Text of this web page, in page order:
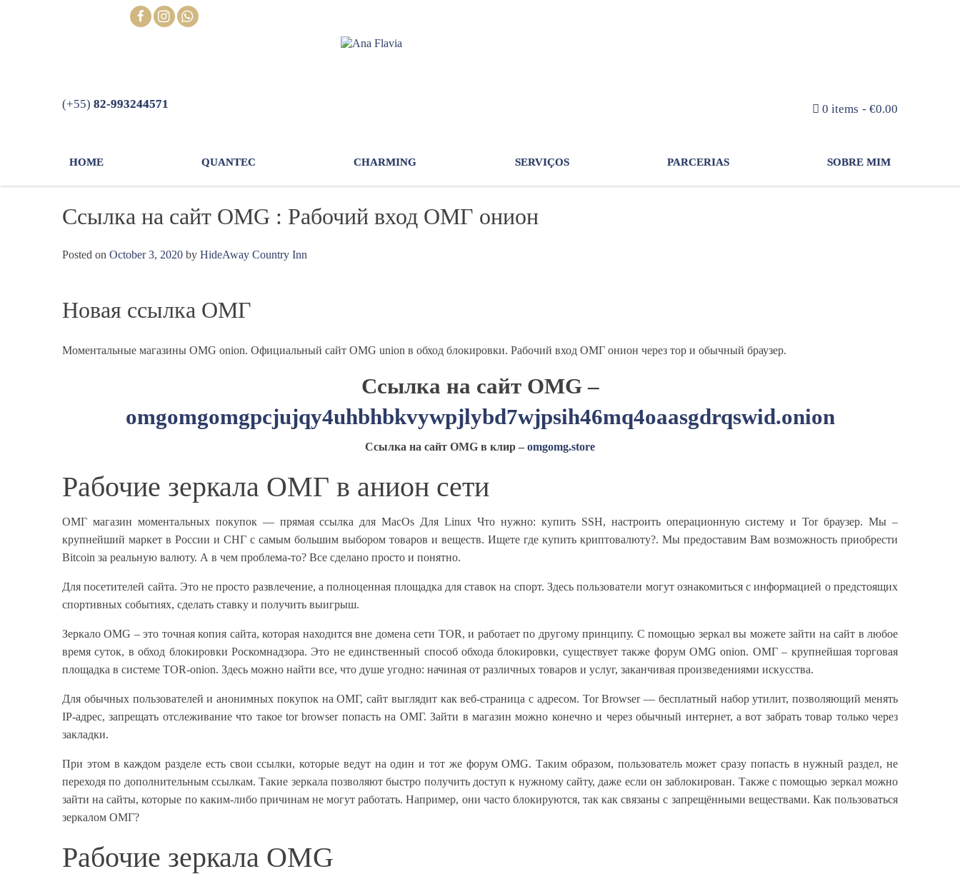
(+55) 82-993244571 0 items €0.00
HOME QUANTEC CHARMING SERVIÇOS PARCERIAS SOBRE MIM
Ссылка на сайт OMG : Рабочий вход ОМГ онион
Posted on October 3, 2020 by HideAway Country Inn
Новая ссылка ОМГ
Моментальные магазины OMG onion. Официальный сайт OMG union в обход блокировки. Рабочий вход ОМГ онион через тор и обычный браузер.
Ссылка на сайт OMG –
omgomgomgpcjujqy4uhbhbkvywpjlybd7wjpsih46mq4oaasgdrqswid.onion
Ссылка на сайт OMG в клир – omgomg.store
Рабочие зеркала ОМГ в анион сети
ОМГ магазин моментальных покупок — прямая ссылка для MacOs Для Linux Что нужно: купить SSH, настроить операционную систему и Tor браузер. Мы –
крупнейший маркет в России и СНГ с самым большим выбором товаров и веществ. Ищете где купить криптовалюту?. Мы предоставим Вам возможность приобрести
Bitcoin за реальную валюту. А в чем проблема-то? Все сделано просто и понятно.
Для посетителей сайта. Это не просто развлечение, а полноценная площадка для ставок на спорт. Здесь пользователи могут ознакомиться с информацией о предстоящих
спортивных событиях, сделать ставку и получить выигрыш.
Зеркало OMG – это точная копия сайта, которая находится вне домена сети TOR, и работает по другому принципу. С помощью зеркал вы можете зайти на сайт в любое
время суток, в обход блокировки Роскомнадзора. Это не единственный способ обхода блокировки, существует также форум OMG onion. ОМГ – крупнейшая торговая
площадка в системе ТОR-onion. Здесь можно найти все, что душе угодно: начиная от различных товаров и услуг, заканчивая произведениями искусства.
Для обычных пользователей и анонимных покупок на ОМГ, сайт выглядит как веб-страница с адресом. Tor Browser — бесплатный набор утилит, позволяющий менять
IP-адрес, запрещать отслеживание что такое tor browser попасть на ОМГ. Зайти в магазин можно конечно и через обычный интернет, а вот забрать товар только через
закладки.
При этом в каждом разделе есть свои ссылки, которые ведут на один и тот же форум OMG. Таким образом, пользователь может сразу попасть в нужный раздел, не
переходя по дополнительным ссылкам. Такие зеркала позволяют быстро получить доступ к нужному сайту, даже если он заблокирован. Также с помощью зеркал можно
зайти на сайты, которые по каким-либо причинам не могут работать. Например, они часто блокируются, так как связаны с запрещёнными веществами. Как пользоваться
зеркалом ОМГ?
Рабочие зеркала OMG